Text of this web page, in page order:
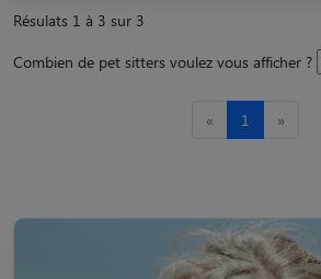
Résulats 1 à 3 sur 3
Combien de pet sitters voulez vous afficher ?
« 1 »